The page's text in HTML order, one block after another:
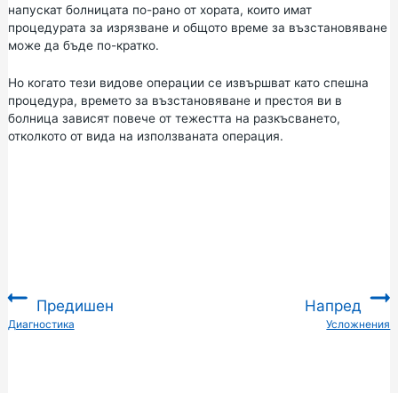
напускат болницата по-рано от хората, които имат
процедурата за изрязване и общото време за възстановяване
може да бъде по-кратко.
Но когато тези видове операции се извършват като спешна
процедура, времето за възстановяване и престоя ви в
болница зависят повече от тежестта на разкъсването,
отколкото от вида на използваната операция.
Предишен
:Диагностика
Напред
Усложнения